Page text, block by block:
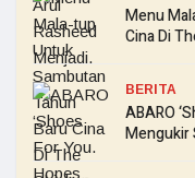
Menu
Cina Di
BERITA
ABARO
Mengukir